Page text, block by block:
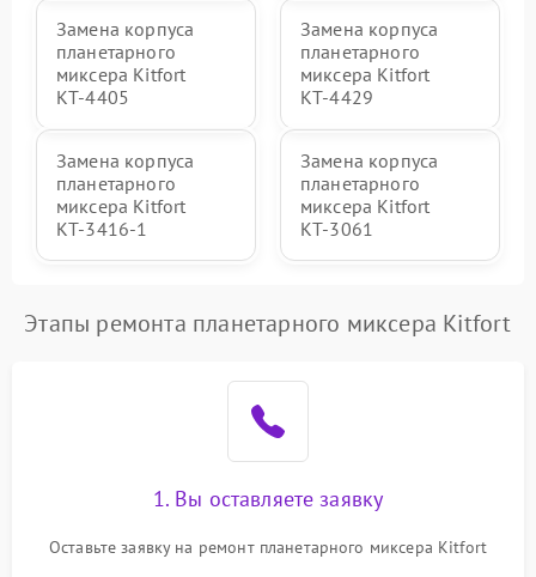
Замена корпуса
планетарного
миксера Kitfort
КТ-4405
Замена корпуса
планетарного
миксера Kitfort
КТ-4429
Замена корпуса
планетарного
миксера Kitfort
КТ-3416-1
Замена корпуса
планетарного
миксера Kitfort
КТ-3061
Этапы ремонта планетарного миксера Kitfort
1. Вы оставляете заявку
Оставьте заявку на ремонт планетарного миксера Kitfort